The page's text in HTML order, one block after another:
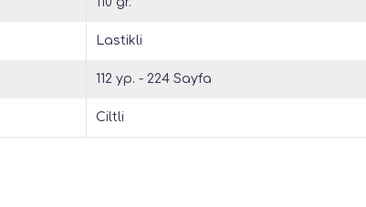
Lastikli
112 yp. - 224 Sayfa
Ciltli